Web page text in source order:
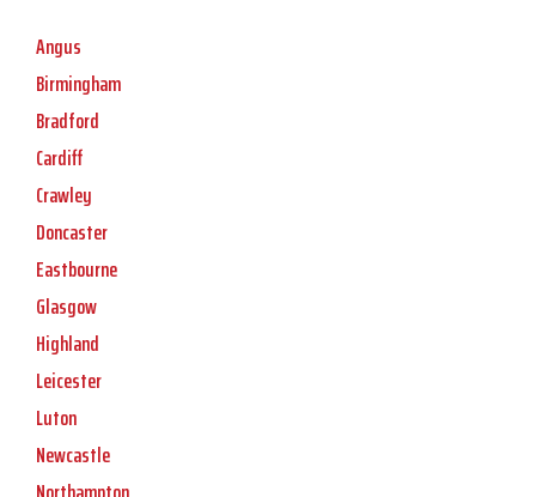
Angus
Birmingham
Bradford
Cardiff
Crawley
Doncaster
Eastbourne
Glasgow
Highland
Leicester
Luton
Newcastle